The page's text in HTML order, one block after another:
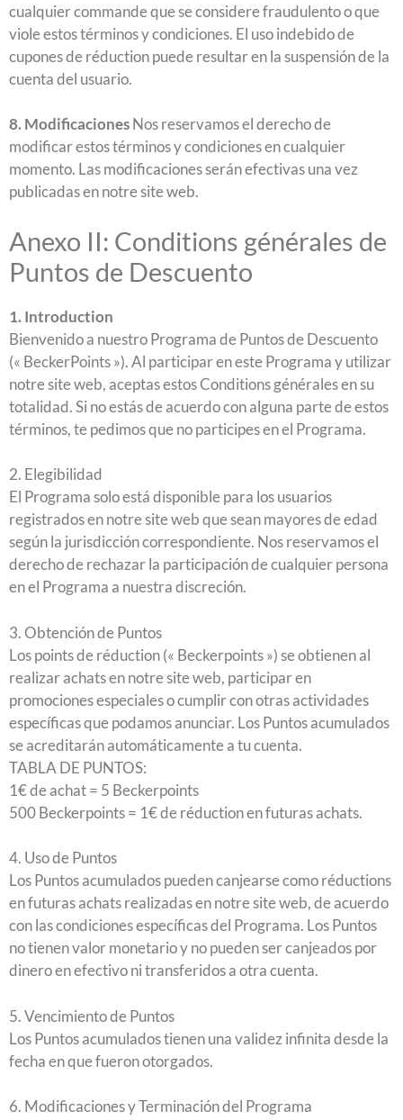
cualquier commande que se considere fraudulento o que
viole estos términos y condiciones. El uso indebido de
cupones de réduction puede resultar en la suspensión de la
cuenta del usuario.
8. ModificacionesNos reservamos el derecho de
modificar estos términos y condiciones en cualquier
momento. Las modificaciones serán efectivas una vez
publicadas en notre site web.
Anexo II: Conditions générales de
Puntos de Descuento
1. Introduction
Bienvenido a nuestro Programa de Puntos de Descuento
(« BeckerPoints »). Al participar en este Programa y utilizar
notre site web, aceptas estos Conditions générales en su
totalidad. Si no estás de acuerdo con alguna parte de estos
términos, te pedimos que no participes en el Programa.
2. Elegibilidad
El Programa solo está disponible para los usuarios
registrados en notre site web que sean mayores de edad
según la jurisdicción correspondiente. Nos reservamos el
derecho de rechazar la participación de cualquier persona
en el Programa a nuestra discreción.
3. Obtención de Puntos
Los points de réduction (« Beckerpoints ») se obtienen al
realizar achats en notre site web, participar en
promociones especiales o cumplir con otras actividades
específicas que podamos anunciar. Los Puntos acumulados
se acreditarán automáticamente a tu cuenta.
TABLA DE PUNTOS:
1€ de achat = 5 Beckerpoints
500 Beckerpoints = 1€ de réduction en futuras achats.
4. Uso de Puntos
Los Puntos acumulados pueden canjearse como réductions
en futuras achats realizadas en notre site web, de acuerdo
con las condiciones específicas del Programa. Los Puntos
no tienen valor monetario y no pueden ser canjeados por
dinero en efectivo ni transferidos a otra cuenta.
5. Vencimiento de Puntos
Los Puntos acumulados tienen una validez infinita desde la
fecha en que fueron otorgados.
6. Modificaciones y Terminación del Programa